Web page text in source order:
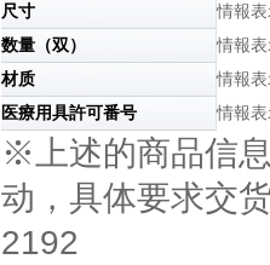
尺寸
情報
数量（双）
情報
材质
情報
医療用具許可番号
情報
※上述的商品信
动，具体要求交
2192